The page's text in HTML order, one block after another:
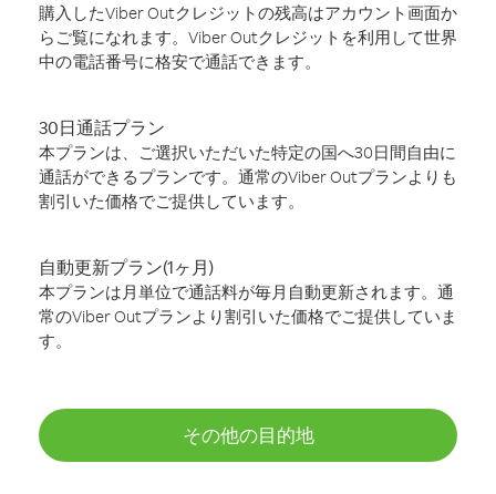
購入したViber Outクレジットの残高はアカウント画面か
らご覧になれます。Viber Outクレジットを利用して世界
中の電話番号に格安で通話できます。
30日通話プラン
本プランは、ご選択いただいた特定の国へ30日間自由に
通話ができるプランです。通常のViber Outプランよりも
割引いた価格でご提供しています。
自動更新プラン(1ヶ月)
本プランは月単位で通話料が毎月自動更新されます。通
常のViber Outプランより割引いた価格でご提供していま
す。
その他の目的地